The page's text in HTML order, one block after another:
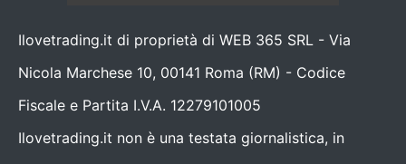
Ilovetrading.it di proprietà di WEB 365 SRL - Via
Nicola Marchese 10, 00141 Roma (RM) - Codice
Fiscale e Partita I.V.A. 12279101005
Ilovetrading.it non è una testata giornalistica, in